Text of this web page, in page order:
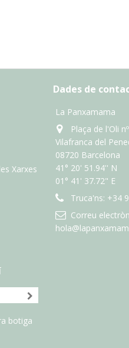
Xarxes
Dades de
La Panxamama
Plaça de l'Oli
Vilafranca del
08720 Barcelona
41° 20' 51.94'' N
01° 41' 37.72" E
Truca'ns: +34
Correu
botiga